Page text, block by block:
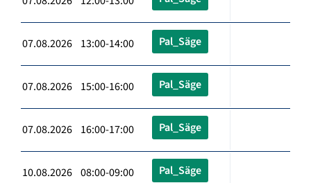
07.08.2026 13:00-14:00 Pal_Säge
07.08.2026 15:00-16:00 Pal_Säge
07.08.2026 16:00-17:00 Pal_Säge
10.08.2026 08:00-09:00 Pal_Säge